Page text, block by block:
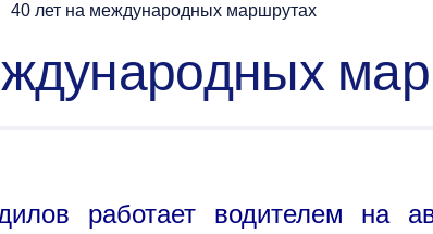
40 лет на международных маршрутах
работает водителем на